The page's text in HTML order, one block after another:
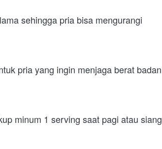
sehingga pria bisa mengurangi
pria yang ingin menjaga berat badan
minum 1 serving saat pagi atau siang